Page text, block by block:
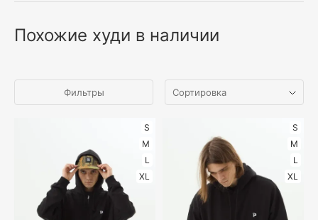
Похожие худи в наличии
Фильтры
S
M
L
XL
S
M
L
XL